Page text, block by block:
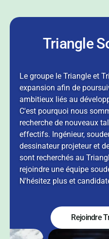
Triangle
Le groupe le Triangle et
expansion afin de
ambitieux liés au
C'est pourquoi nous
recherche de nouveaux
effectifs. Ingénieur,
dessinateur projeteur et
sont recherchés au
rejoindre une équipe
N'hésitez plus et
Rejoindre